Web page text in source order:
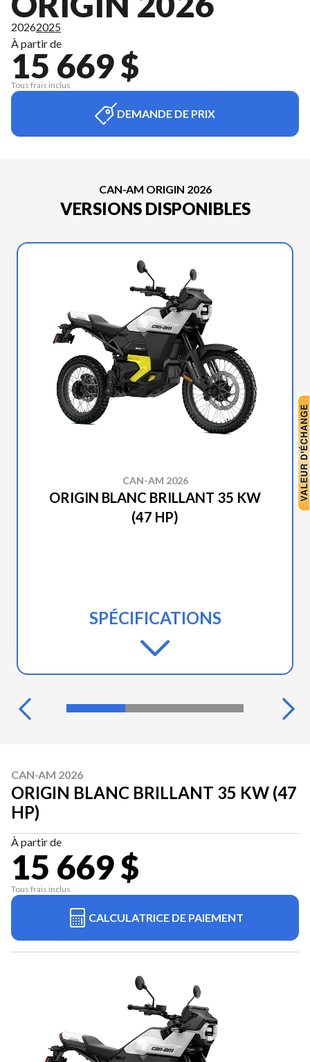
20262025
À partir de
15 669 $
Tous frais inclus
DEMANDE DE PRIX
CAN-AM ORIGIN 2026
VERSIONS DISPONIBLES
CAN-AM 2026
ORIGIN BLANC BRILLANT 35 KW
(47 HP)
SPÉCIFICATIONS
CAN-AM 2026
ORIGIN BLANC BRILLANT 35 KW (47
HP)
À partir de
15 669 $
Tous frais inclus
CALCULATRICE DE PAIEMENT